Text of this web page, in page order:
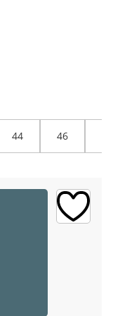
44 46